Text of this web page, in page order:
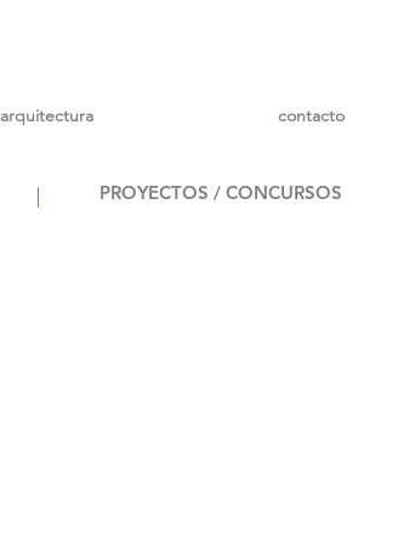
arquitectura contacto
PROYECTOS / CONCURSOS